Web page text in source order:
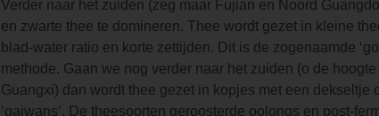
Verder naar het zuiden (zeg maar Fujian en Noord
en zwarte thee te domineren. Thee wordt gezet in kleine
blad-water ratio en korte zettijden. Dit is de zogenaamde
methode. Gaan we nog verder naar het zuiden (o de
Guangxi) dan wordt thee gezet in kopjes met een dekseltje
‘gaiwans’. De theesoorten geroosterde oolongs en post-